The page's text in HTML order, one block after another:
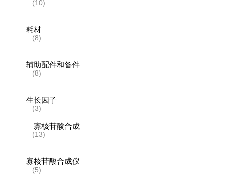
(10)
耗材
(8)
辅助配件和备件
(8)
生长因子
(3)
寡核苷酸合成
(13)
寡核苷酸合成仪
(5)